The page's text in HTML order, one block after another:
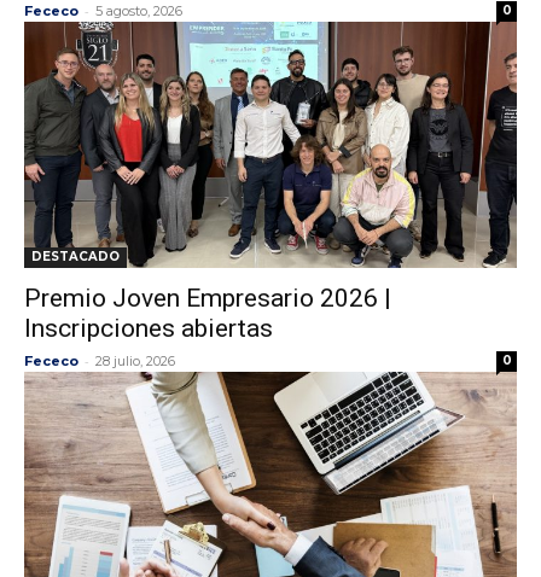
Fececo - 5 agosto, 2026 0
DESTACADO
Premio Joven Empresario 2026 |
Inscripciones abiertas
Fececo - 28 julio, 2026 0